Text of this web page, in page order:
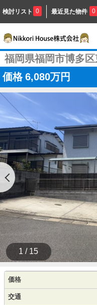
検討リスト 0 最近見た物件 0
福岡県福岡市博多
価格 6,080万円
1 / 15
価格
交通